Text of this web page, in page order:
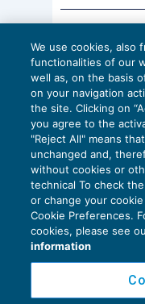
EU AI Act e
scadenze
27 Luglio 2026
di Diego Barberi
We use cookies, also
functionalities of our
well as, on the basis
on your navigation
the site. Clicking on
you agree to the
"Reject All" means
unchanged and,
without cookies or
technical To check
or change your
Cookie Preferences.
cookies, please see
information